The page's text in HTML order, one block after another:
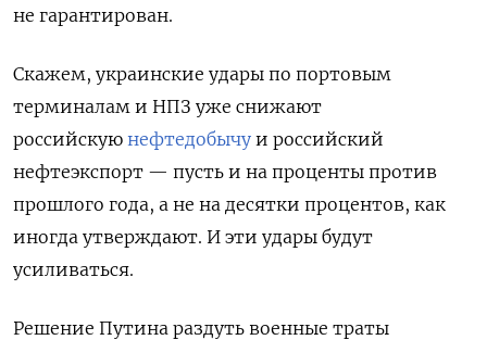
не гарантирован.
Скажем, украинские удары по портовым
терминалам и НПЗ уже снижают
российскую нефтедобычу и российский
нефтеэкспорт — пусть и на проценты против
прошлого года, а не на десятки процентов, как
иногда утверждают. И эти удары будут
усиливаться.
Решение Путина раздуть военные траты